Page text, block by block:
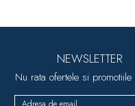
NEWSLETTER
Nu rata ofertele si promotiile